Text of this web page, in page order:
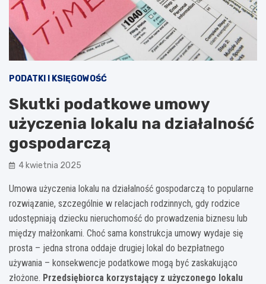
PODATKI I KSIĘGOWOŚĆ
Skutki podatkowe umowy
użyczenia lokalu na działalność
gospodarczą
4 kwietnia 2025
Umowa użyczenia lokalu na działalność gospodarczą to popularne
rozwiązanie, szczególnie w relacjach rodzinnych, gdy rodzice
udostępniają dziecku nieruchomość do prowadzenia biznesu lub
między małżonkami. Choć sama konstrukcja umowy wydaje się
prosta – jedna strona oddaje drugiej lokal do bezpłatnego
używania – konsekwencje podatkowe mogą być zaskakująco
złożone. Przedsiębiorca korzystający z użyczonego lokalu